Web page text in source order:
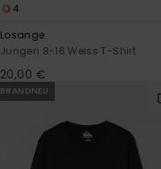
4
Losange
Jungen 8-16 Weiss T-Shirt
20,00 €
BRANDNEU